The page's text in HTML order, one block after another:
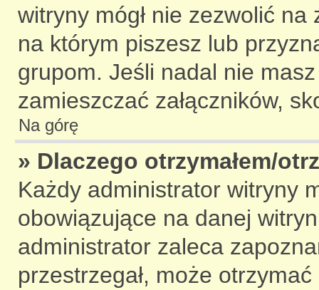
witryny mógł nie zezwolić
na którym piszesz lub
grupom. Jeśli nadal nie
zamieszczać załączników,
Na górę
» Dlaczego otrzymałem/
Każdy administrator witryny
obowiązujące na danej
administrator zaleca
przestrzegał, może